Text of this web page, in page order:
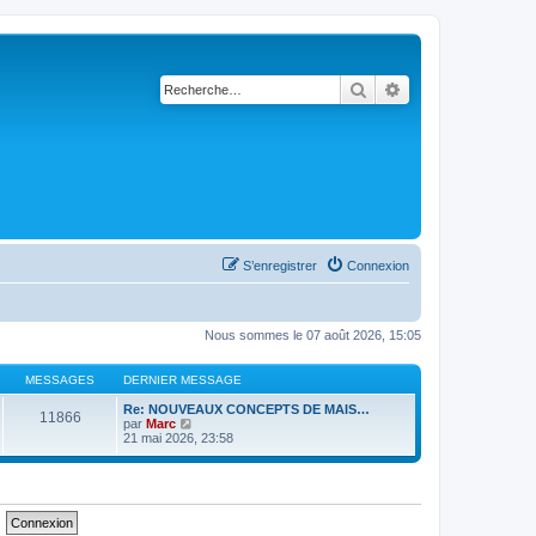
Rechercher
Connexion
S’enregistrer
Nous sommes le 07 août 2026, 15:05
MESSAGES DERNIER MESSAGE
11866
Re: NOUVEAUX CONCEPTS DE MAIS…
par Marc
o
r
d
21 mai 2026, 23:58